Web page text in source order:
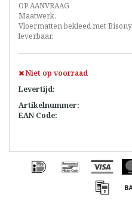
OP AANVRAAG
Maatwerk.
Vloermatten bekleed met
leverbaar.
Niet op voorraad
Levertijd:
Artikelnummer:
EAN Code: